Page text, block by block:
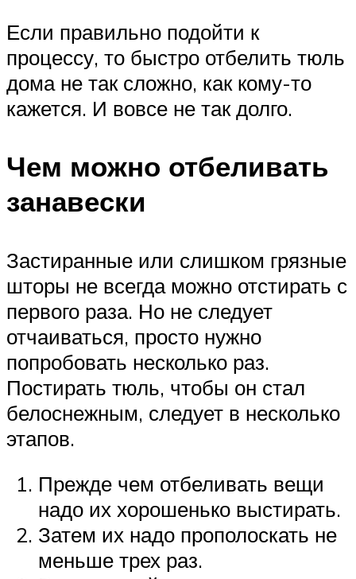
Если правильно подойти к
процессу, то быстро отбелить тюль
дома не так сложно, как кому-то
кажется. И вовсе не так долго.
Чем можно отбеливать
занавески
Застиранные или слишком грязные
шторы не всегда можно отстирать с
первого раза. Но не следует
отчаиваться, просто нужно
попробовать несколько раз.
Постирать тюль, чтобы он стал
белоснежным, следует в несколько
этапов.
Прежде чем отбеливать вещи
надо их хорошенько выстирать.
Затем их надо прополоскать не
меньше трех раз.